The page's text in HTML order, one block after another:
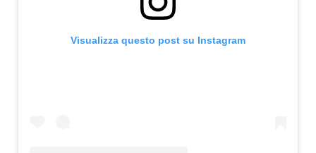
Visualizza questo post su Instagram